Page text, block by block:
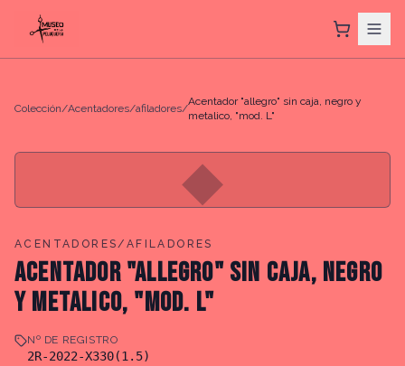
Colección/Acentadores/afiladores/
Acentador "allegro" sin caja, negro y
metalico, "mod. L"
◆
ACENTADORES/AFILADORES
ACENTADOR "ALLEGRO" SIN CAJA, NEGRO
Y METALICO, "MOD. L"
Nº DE REGISTRO
2R-2022-X330(1.5)